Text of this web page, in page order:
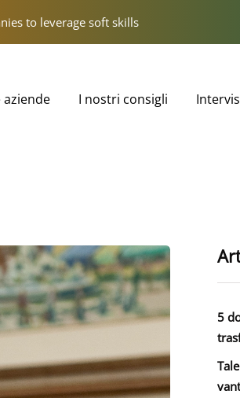
to leverage soft skills
aziende I nostri consigli
5